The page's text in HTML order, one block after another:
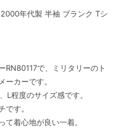
年代製 半袖 ブランク Tシ
RN80117で、ミリタリーのト
ーカーです。
L程度のサイズ感です。
す。
着心地が良い一着。